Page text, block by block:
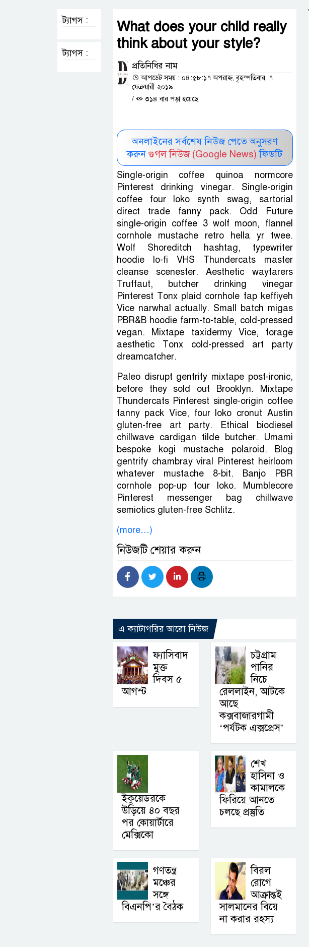
What does your child really
think about your style?
প্রতিনিধির নাম
আপডেট সময় : ০৪:৫৮:১৭ অপরাহ্ন, বৃহস্পতিবার, ৭
ফেব্রুয়ারী ২০১৯
/
৩১৪ বার পড়া হয়েছে
অনলাইনের সর্বশেষ নিউজ পেতে অনুসরণ
করুনগুগল নিউজ (Google News) ফিডটি
Single-origin coffee quinoa normcore
Pinterest drinking vinegar. Single-origin
coffee four loko synth swag, sartorial
direct trade fanny pack. Odd Future
single-origin coffee 3 wolf moon, flannel
cornhole mustache retro hella yr twee.
Wolf Shoreditch hashtag, typewriter
hoodie lo-fi VHS Thundercats master
cleanse scenester. Aesthetic wayfarers
Truffaut, butcher drinking vinegar
Pinterest Tonx plaid cornhole fap keffiyeh
Vice narwhal actually. Small batch migas
PBR&B hoodie farm-to-table, cold-pressed
vegan. Mixtape taxidermy Vice, forage
aesthetic Tonx cold-pressed art party
dreamcatcher.
Paleo disrupt gentrify mixtape post-ironic,
before they sold out Brooklyn. Mixtape
Thundercats Pinterest single-origin coffee
fanny pack Vice, four loko cronut Austin
gluten-free art party. Ethical biodiesel
chillwave cardigan tilde butcher. Umami
bespoke kogi mustache polaroid. Blog
gentrify chambray viral Pinterest heirloom
whatever mustache 8-bit. Banjo PBR
cornhole pop-up four loko. Mumblecore
Pinterest messenger bag chillwave
semiotics gluten-free Schlitz.
(more…)
নিউজটি শেয়ার করুন
এ ক্যাটাগরির আরো নিউজ
ফ্যাসিবাদ
মুক্ত
দিবস ৫
আগস্ট
চট্টগ্রাম
পানির
নিচে
রেললাইন, আটকে
আছে
কক্সবাজারগামী
‘পর্যটক এক্সপ্রেস’
ইকুয়েডরকে
উড়িয়ে ৪০ বছর
পর কোয়ার্টারে
মেক্সিকো
শেখ
হাসিনা ও
কামালকে
ফিরিয়ে আনতে
চলছে প্রস্তুতি
গণতন্ত্র
মঞ্চের
সঙ্গে
বিএনপি’র বৈঠক
বিরল
রোগে
আক্রান্তই
সালমানের বিয়ে
না করার রহস্য
ট্যাগস :
ট্যাগস :